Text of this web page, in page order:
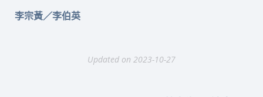
李宗黃／李伯英
Updated on 2023-10-27